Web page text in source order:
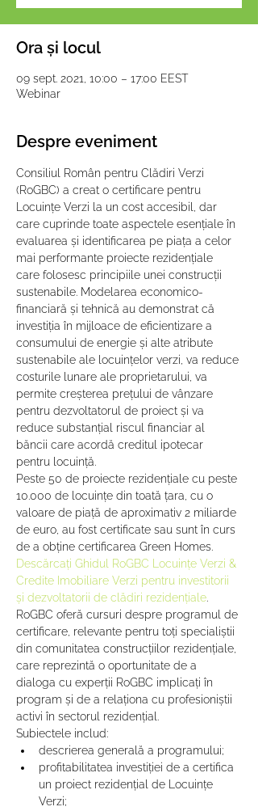
Ora și locul
09 sept. 2021, 10:00 – 17:00 EEST
Webinar
Despre eveniment
Consiliul Român pentru Clădiri Verzi
(RoGBC) a creat o certificare pentru
Locuințe Verzi la un cost accesibil, dar
care cuprinde toate aspectele esențiale în
evaluarea și identificarea pe piața a celor
mai performante proiecte rezidențiale
care folosesc principiile unei construcții
sustenabile. Modelarea economico-
financiară și tehnică au demonstrat că
investiția în mijloace de eficientizare a
consumului de energie și alte atribute
sustenabile ale locuințelor verzi, va reduce
costurile lunare ale proprietarului, va
permite creșterea prețului de vânzare
pentru dezvoltatorul de proiect și va
reduce substanțial riscul financiar al
băncii care acordă creditul ipotecar
pentru locuință.
Peste 50 de proiecte rezidențiale cu peste
10.000 de locuințe din toată țara, cu o
valoare de piață de aproximativ 2 miliarde
de euro, au fost certificate sau sunt în curs
de a obține certificarea Green Homes.
Descărcați Ghidul RoGBC Locuințe Verzi &
Credite Imobiliare Verzi pentru investitorii
și dezvoltatorii de clădiri rezidențiale.
RoGBC oferă cursuri despre programul de
certificare, relevante pentru toți specialiștii
din comunitatea construcțiilor rezidențiale,
care reprezintă o oportunitate de a
dialoga cu experții RoGBC implicați în
program și de a relaționa cu profesioniștii
activi în sectorul rezidențial.
Subiectele includ:
descrierea generală a programului;
profitabilitatea investiției de a certifica
un proiect rezidențial de Locuințe
Verzi;